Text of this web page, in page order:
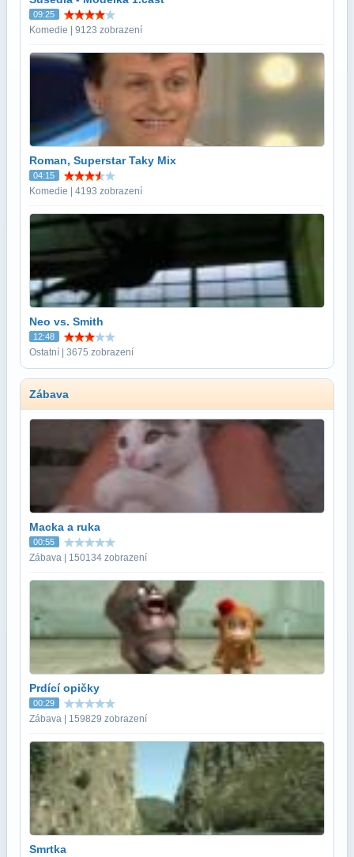
09:25
Komedie | 9123 zobrazení
Roman, Superstar Taky Mix
04:15
Komedie | 4193 zobrazení
Neo vs. Smith
12:48
Ostatní | 3675 zobrazení
Zábava
Macka a ruka
00:55
Zábava | 150134 zobrazení
Prdící opičky
00:29
Zábava | 159829 zobrazení
Smrtka